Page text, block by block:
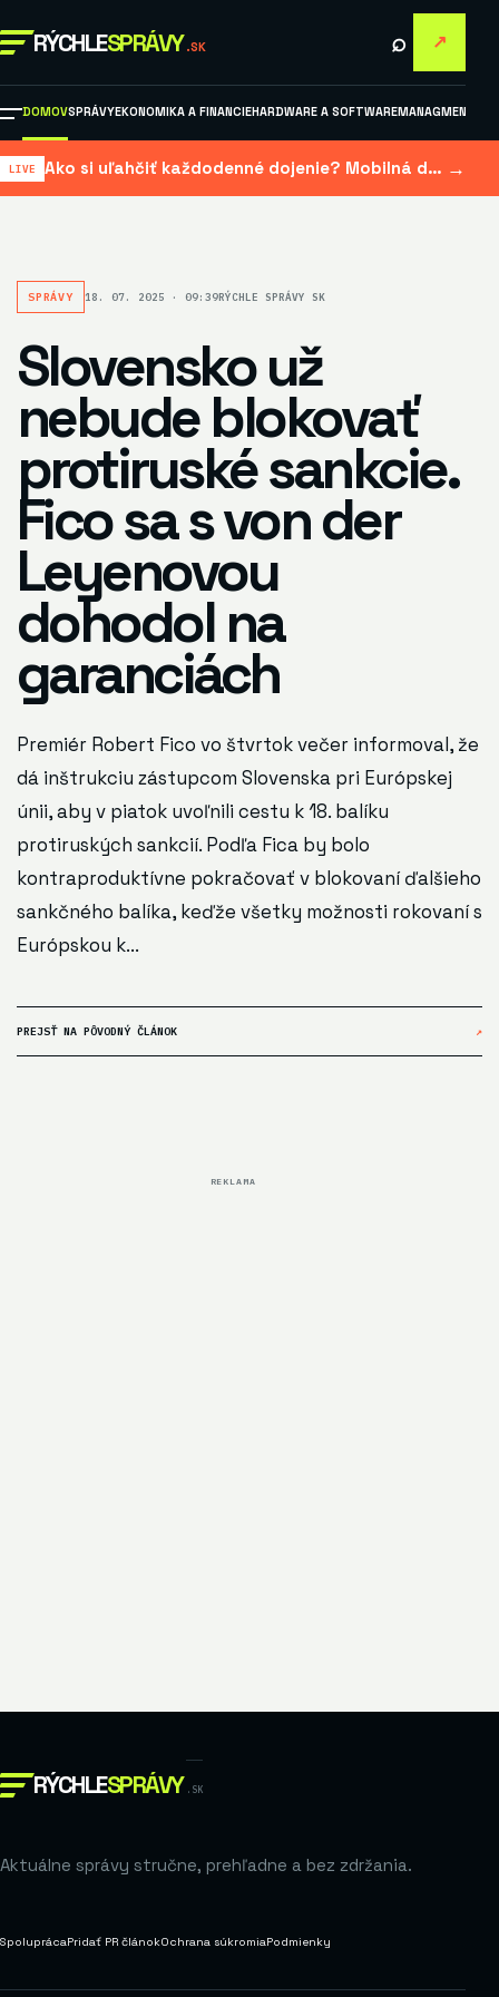
RÝCHLESPRÁVY .SK ⌕ ↗
DOMOVSPRÁVYEKONOMIKA A FINANCIEHARDWARE A SOFTWAREMANAGMENT A
Ako si uľahčiť každodenné dojenie? Mobilná dojačka šetrí čas aj námahu →
SPRÁVY 18. 07. 2025 · 09:39RÝCHLE SPRÁVY SK
Slovensko už
nebude blokovať
protiruské sankcie.
Fico sa s von der
Leyenovou
dohodol na
garanciách
Premiér Robert Fico vo štvrtok večer informoval, že
dá inštrukciu zástupcom Slovenska pri Európskej
únii, aby v piatok uvoľnili cestu k 18. balíku
protiruských sankcií. Podľa Fica by bolo
kontraproduktívne pokračovať v blokovaní ďalšieho
sankčného balíka, keďže všetky možnosti rokovaní s
Európskou k...
PREJSŤ NA PÔVODNÝ ČLÁNOK ↗
REKLAMA
RÝCHLESPRÁVY .SK
Aktuálne správy stručne, prehľadne a bez zdržania.
SpoluprácaPridať PR článokOchrana súkromiaPodmienky